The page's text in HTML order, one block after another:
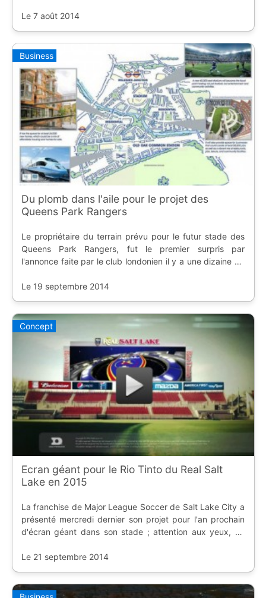
Le 7 août 2014
Business
Du plomb dans l'aile pour le projet des
Queens Park Rangers
Le propriétaire du terrain prévu pour le futur stade des
Queens Park Rangers, fut le premier surpris par
l'annonce faite par le club londonien il y a une dizaine de
Le 19 septembre 2014
Concept
Ecran géant pour le Rio Tinto du Real Salt
Lake en 2015
La franchise de Major League Soccer de Salt Lake City a
présenté mercredi dernier son projet pour l'an prochain
d'écran géant dans son stade ; attention aux yeux, ça
Le 21 septembre 2014